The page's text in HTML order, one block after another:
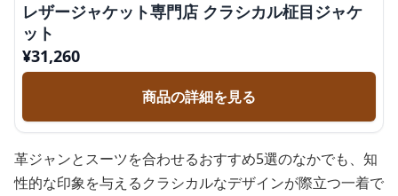
レザージャケット専門店 クラシカル柾目ジャケ
ット
¥31,260
商品の詳細を見る
革ジャンとスーツを合わせるおすすめ5選のなかでも、知
性的な印象を与えるクラシカルなデザインが際立つ一着で